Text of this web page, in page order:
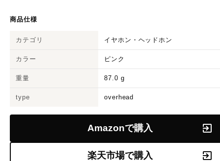
商品仕様
カテゴリ イヤホン・ヘッドホン
カラー ピンク
重量 87.0 g
type overhead
Amazonで購入
楽天市場で購入